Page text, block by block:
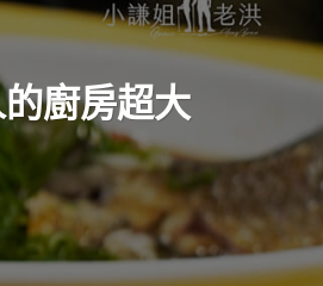
廚房超大